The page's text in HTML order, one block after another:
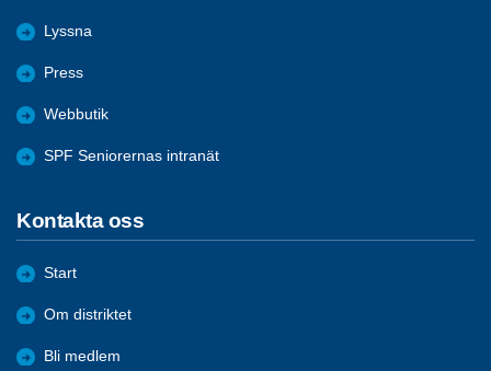
Lyssna
Press
Webbutik
SPF Seniorernas intranät
Kontakta oss
Start
Om distriktet
Bli medlem